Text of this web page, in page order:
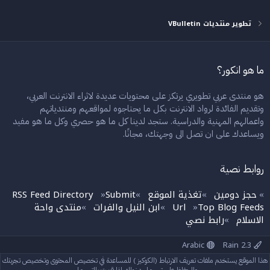
تطوير منتديات VBulletin
ما هو انكور؟
هو منتدى عربي تطويري يرتكز على محتويات عديدة لاثراء الانترنت العربي،
وتقديم الفائدة لرواد الانترنت بكل ما يحتاجوه لمواقعهم ومنتدياتهم
واعمالهم المهنية والدراسية. ستجد لدينا كل ما هو حصري وكل ما هو مفيد
ويساعدك على ان تصل الى وجهتك، مجانًا.
روابط نصية
» حجز دومين »تغذية الموقع »
RSS Feed Directory »Submit
Url »Top Blog Feeds
»ابن النيل والفرات »منتدى واحة
الاسلام »رابط نصي
Arabic
إتصل بنا الشروط والقوانين سياسة الخصوصية مساعدة الرئيسية R
هذا الموقع يستخدم ملفات تعريف الارتباط (الكوكيز ) للمساعدة في تخصيص المحتوى وتخصيص تجربتك